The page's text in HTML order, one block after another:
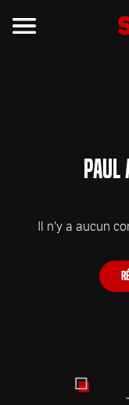
Paul
Il n'y a aucun